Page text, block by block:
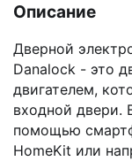
Описание
Дверной
Danalock - это
двигателем,
входной двери.
помощью
HomeKit или